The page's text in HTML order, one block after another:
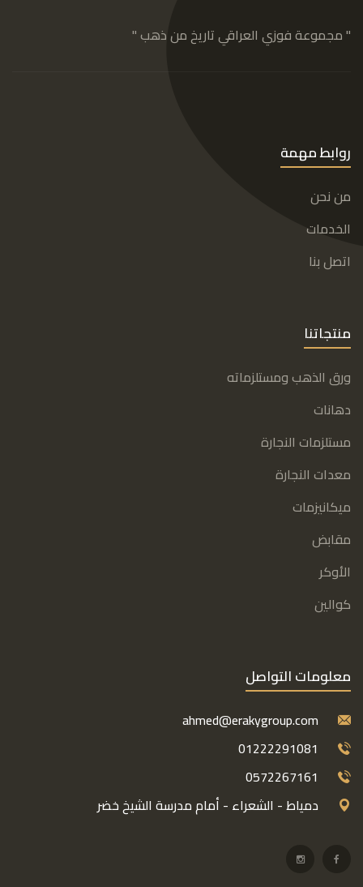
" مجموعة فوزي العراقي تاريخ من ذهب "
روابط مهمة
من نحن
الخدمات
اتصل بنا
منتجاتنا
ورق الذهب ومستلزماته
دهانات
مستلزمات النجارة
معدات النجارة
ميكانيزمات
مقابض
الأوكر
كوالين
معلومات التواصل
ahmed@erakygroup.com
01222291081
0572267161
دمياط - الشعراء - أمام مدرسة الشيخ خضر